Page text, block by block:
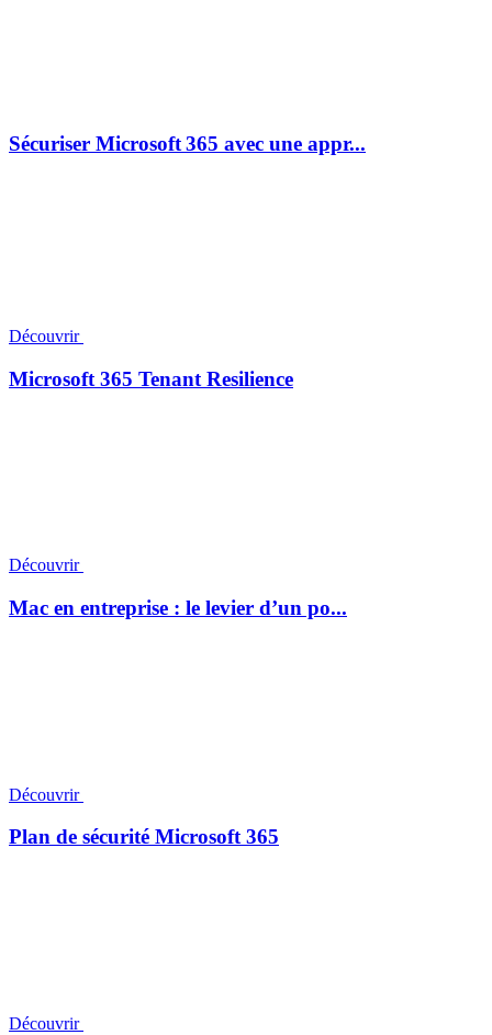
Sécuriser Microsoft 365 avec une appr...
Découvrir
Microsoft 365 Tenant Resilience
Découvrir
Mac en entreprise : le levier d’un po...
Découvrir
Plan de sécurité Microsoft 365
Découvrir